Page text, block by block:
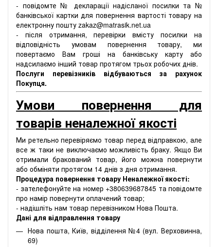
- повідомте № декларації надісланої посилки та №
банківської картки для повернення вартості товару на
електронну пошту zakaz@matrasik.net.ua
- після отримання, перевірки вмісту посилки на
відповідність умовам повернення товару, ми
повертаємо Вам гроші на банківську карту або
надсилаємо інший товар протягом трьох робочих днів.
Послуги перевізників відбуваються за рахунок
Покупця.
Умови повернення для
товарів неналежної якості
Ми ретельно перевіряємо товар перед відправкою, але
все ж таки не виключаємо можливість браку. Якщо Ви
отримали бракований товар, його можна повернути
або обміняти протягом 14 днів з дня отримання.
Процедура повернення товару Неналежної якості:
- зателефонуйте на номер +380639687845 та повідомте
про намір повернути оплачений товар;
- надішліть нам товар перевізником Нова Пошта.
Дані для відправлення товару
Нова пошта, Київ, відділення №4 (вул. Верховинна,
69)